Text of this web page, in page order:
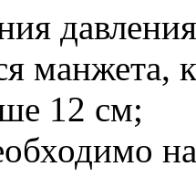
манжета,
12 см;